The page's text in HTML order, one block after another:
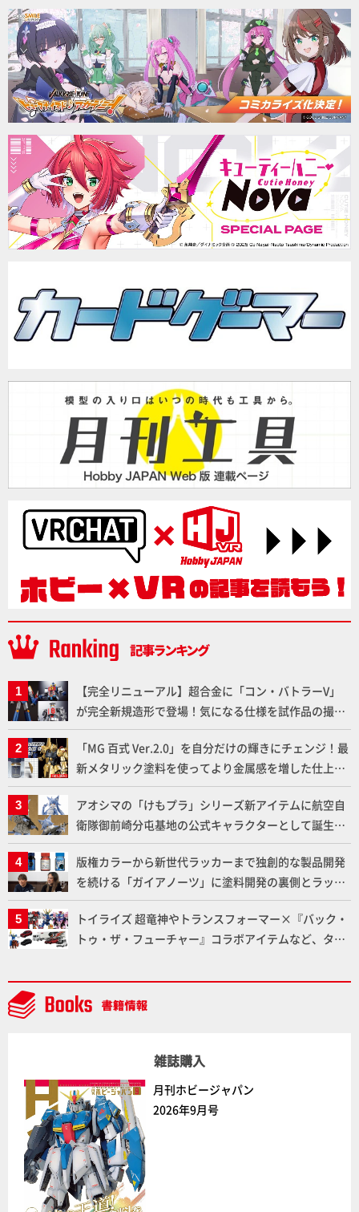
【完全リニューアル】超合金に「コン・バトラーV」
が完全新規造形で登場！気になる仕様を試作品の撮り
下ろしでご紹介!!さらに「大鉄人17」＆「ワンエイ
ト」セット情報もお届け！【超合金の魂】
「MG 百式 Ver.2.0」を自分だけの輝きにチェンジ！最
新メタリック塗料を使ってより金属感を増した仕上が
りに!!【試し読み】
アオシマの「けもプラ」シリーズ新アイテムに航空自
衛隊御前崎分屯基地の公式キャラクターとして誕生し
た「おまねこ」が着任！けもプラ公式サイト限定版と
通常版の2ラインで発売！
版権カラーから新世代ラッカーまで独創的な製品開発
を続ける「ガイアノーツ」に塗料開発の裏側とラッカ
ー塗料の未来についてインタビュー！
トイライズ 超竜神やトランスフォーマー×『バック・
トゥ・ザ・フューチャー』コラボアイテムなど、タカ
NEWITEM】
雑誌購入
月刊ホビージャパン
2026年9月号